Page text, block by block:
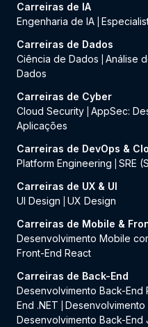
Carreiras de IA
Engenharia de IA
Carreiras de Dados
Ciência de Dados
Análise
Dados
Carreiras de Cyber
Cloud Security AppSec:
Aplicações
Carreiras de DevOps &
Platform Engineering
SRE
Carreiras de UX & UI
UI Design
UX Design
Carreiras de Mobile &
Desenvolvimento Mobile
Front-End React
Carreiras de Back-End
Desenvolvimento Back-End
End .NET
Desenvolvimento
Desenvolvimento Back-End